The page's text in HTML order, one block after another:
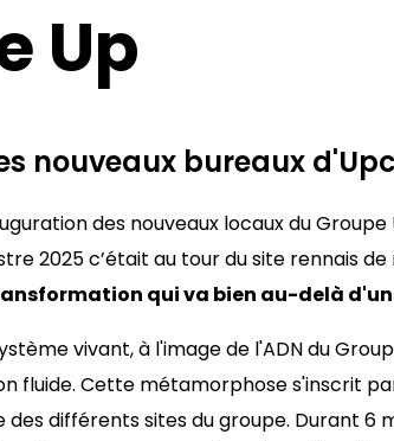
Up
nouveaux bureaux
des nouveaux locaux du
2025 c’était au tour du site rennais
qui va bien au-delà
vivant, à l'image de l'ADN du
fluide. Cette métamorphose s'inscrit
des différents sites du groupe. Durant 6